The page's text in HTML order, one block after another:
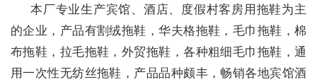
本厂专业生产宾馆、酒店、度假村客房用拖鞋为主
的企业，产品有割绒拖鞋，华夫格拖鞋，毛巾拖鞋，棉
布拖鞋，拉毛拖鞋，外贸拖鞋，各种粗细毛巾拖鞋，通
用一次性无纺丝拖鞋，产品品种颇丰，畅销各地宾馆酒